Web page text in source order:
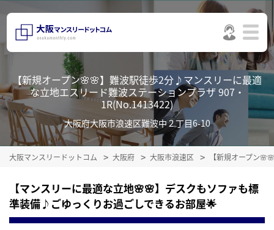
【新規オープン🌸🌸】難波駅徒歩2分♪マンスリーに最適
な立地エスリード難波ステーションプラザ 907・
1R(No.1413422)
大阪府大阪市浪速区難波中２丁目6-10
大阪マンスリードットコム 大阪府 大阪市浪速区 【新規オープン
【マンスリーに最適な立地🌸🌸】デスクもソファも標
準装備♪ごゆっくりお過ごしできるお部屋🌟